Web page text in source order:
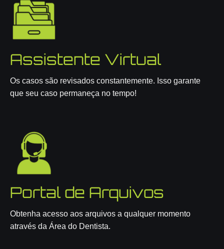
Assistente Virtual
Os casos são revisados constantemente. Isso garante
que seu caso permaneça no tempo!
Portal de Arquivos
Obtenha acesso aos arquivos a qualquer momento
através da Área do Dentista.